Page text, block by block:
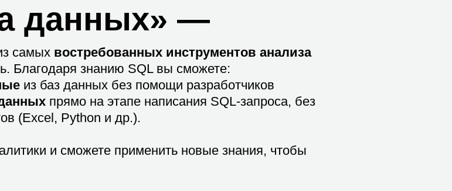
данных» —
самых востребованных инструментов анализа
Благодаря знанию SQL вы сможете:
из баз данных без помощи разработчиков
прямо на этапе написания SQL-запроса, без
(Excel, Python и др.).
и сможете применить новые знания, чтобы